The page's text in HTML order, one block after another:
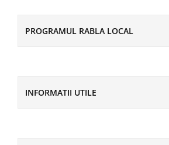
PROGRAMUL RABLA LOCAL
INFORMATII UTILE